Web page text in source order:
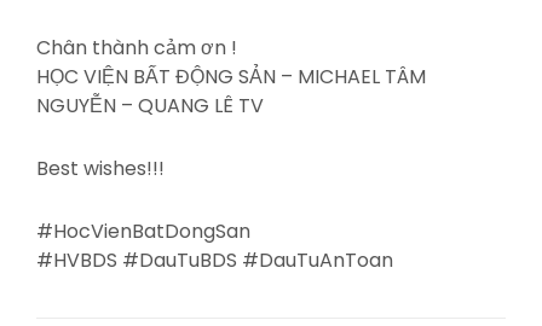
Chân thành cảm ơn !
HỌC VIỆN BẤT ĐỘNG SẢN – MICHAEL TÂM
NGUYỄN – QUANG LÊ TV
Best wishes!!!
#HocVienBatDongSan
#HVBDS #DauTuBDS #DauTuAnToan